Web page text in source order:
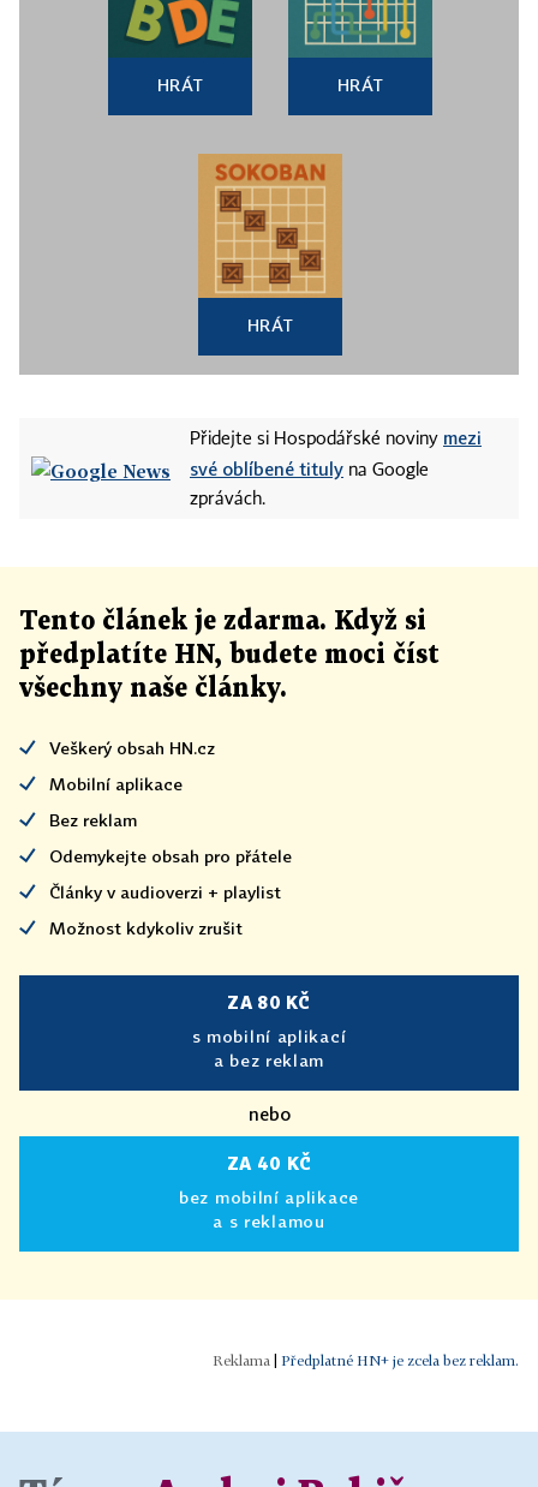
HRÁT HRÁT
HRÁT
Přidejte si Hospodářské noviny mezi
své oblíbené tituly na Google
zprávách.
Tento článek je zdarma. Když si
předplatíte HN, budete moci číst
všechny naše články.
Veškerý obsah HN.cz
Mobilní aplikace
Bez reklam
Odemykejte obsah pro přátele
Články v audioverzi + playlist
Možnost kdykoliv zrušit
ZA 80 KČ
s mobilní aplikací
a bez reklam
nebo
ZA 40 KČ
bez mobilní aplikace
a s reklamou
Předplatné HN+ je zcela bez reklam.